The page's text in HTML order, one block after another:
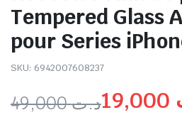
Tempered Glass
pour Series
SKU: 6942007608237
د.ت49,000